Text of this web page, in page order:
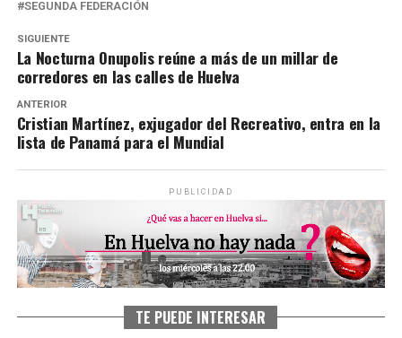
SEGUNDA FEDERACIÓN
SIGUIENTE
La Nocturna Onupolis reúne a más de un millar de
corredores en las calles de Huelva
ANTERIOR
Cristian Martínez, exjugador del Recreativo, entra en la
lista de Panamá para el Mundial
PUBLICIDAD
TE PUEDE INTERESAR